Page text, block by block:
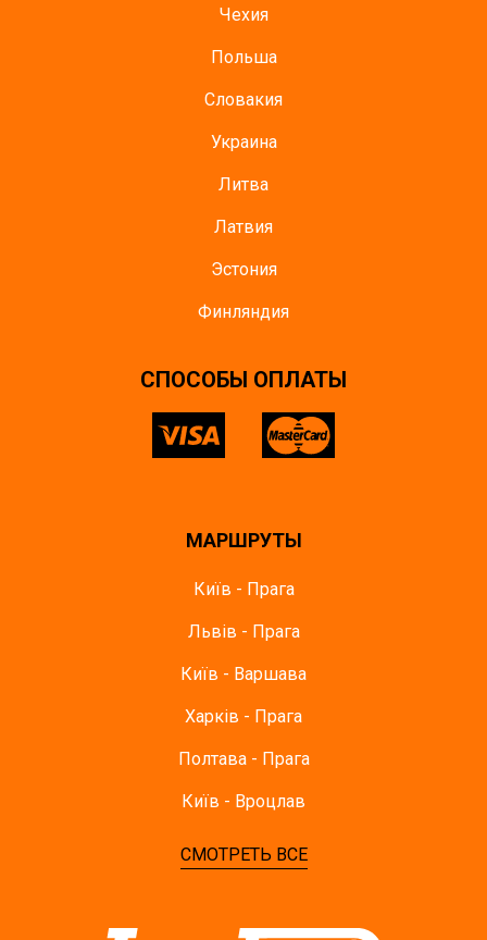
Чехия
Польша
Словакия
Украина
Литва
Латвия
Эстония
Финляндия
CПОСОБЫ ОПЛАТЫ
МАРШРУТЫ
Київ - Прага
Львів - Прага
Київ - Варшава
Харків - Прага
Полтава - Прага
Київ - Вроцлав
СМОТРЕТЬ ВСЕ